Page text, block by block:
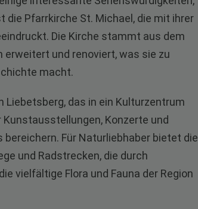
die Pfarrkirche St. Michael, die mit ihrer
Die Kirche stammt aus dem
erweitert und renoviert, was sie zu
macht.
das in ein Kulturzentrum
Konzerte und
Für Naturliebhaber bietet die
und Radstrecken, die durch
vielfältige Flora und Fauna der Region